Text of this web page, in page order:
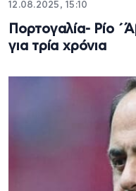
12.08.2025, 15:10
Πορτογαλία- Ρίο
για τρία χρόνια